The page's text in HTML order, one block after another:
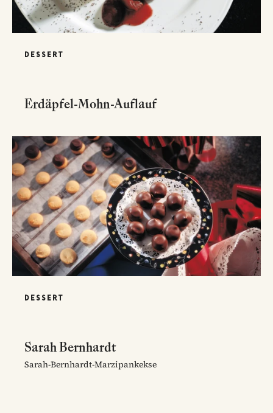
DESSERT
Erdäpfel-Mohn-Auflauf
DESSERT
Sarah Bernhardt
Sarah-Bernhardt-Marzipankekse